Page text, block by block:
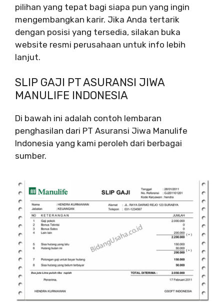
pilihan yang tepat bagi siapa pun yang ingin
mengembangkan karir. Jika Anda tertarik
dengan posisi yang tersedia, silakan buka
website resmi perusahaan untuk info lebih
lanjut.
SLIP GAJI PT ASURANSI JIWA
MANULIFE INDONESIA
Di bawah ini adalah contoh lembaran
penghasilan dari PT Asuransi Jiwa Manulife
Indonesia yang kami peroleh dari berbagai
sumber.